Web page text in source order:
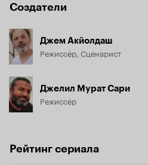
Создатели
Джем Акйолдаш
Режиссёр, Сценарист
Джелил Мурат Сари
Режиссёр
Рейтинг сериала